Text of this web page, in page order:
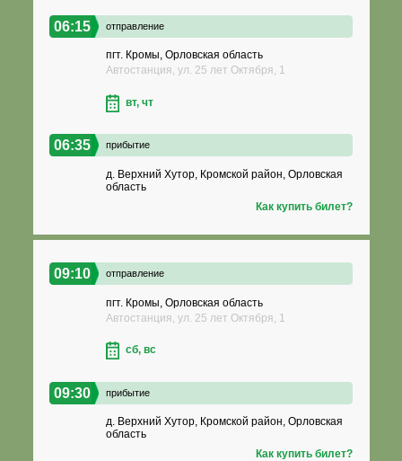
06:15 отправление
пгт. Кромы, Орловская область
Автостанция, ул. 25 лет Октября, 1
вт, чт
06:35 прибытие
д. Верхний Хутор, Кромской район, Орловская
область
Как купить билет?
09:10 отправление
пгт. Кромы, Орловская область
Автостанция, ул. 25 лет Октября, 1
сб, вс
09:30 прибытие
д. Верхний Хутор, Кромской район, Орловская
область
Как купить билет?